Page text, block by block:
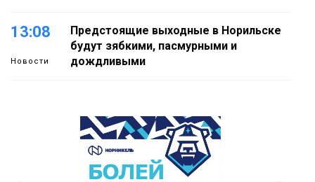
13:08
Новости
Предстоящие выходные в Норильске
будут зябкими, пасмурными и
дождливыми
из исправительного центра
адаптироваться к жизни
22 земских работника культуры